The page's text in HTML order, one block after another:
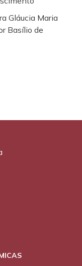
Gláucia Maria
Basílio de